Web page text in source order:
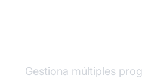
Gestiona múltiples